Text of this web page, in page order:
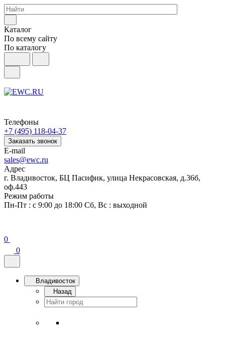
Каталог
По всему сайту
По каталогу
Телефоны
+7 (495) 118-04-37
Заказать звонок
E-mail
sales@ewc.ru
Адрес
г. Владивосток, БЦ Пасифик, улица Некрасовская, д.36б,
оф.443
Режим работы
Пн-Пт : с 9:00 до 18:00 Сб, Вс : выходной
0
0
Владивосток
Назад